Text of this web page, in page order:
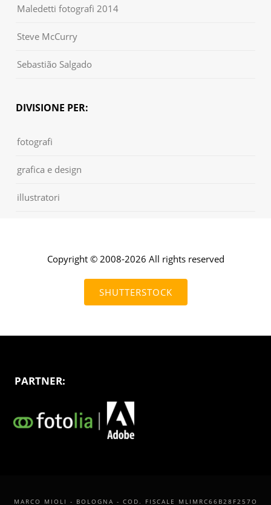
Maledetti fotografi 2014
Steve McCurry
Sebastião Salgado
DIVISIONE PER:
fotografi
grafica e design
illustratori
Copyright © 2008-2026 All rights reserved
SHUTTERSTOCK
PARTNER:
MARCO MIOLI - BOLOGNA - COD. FISCALE MLIMRC66B28F257O